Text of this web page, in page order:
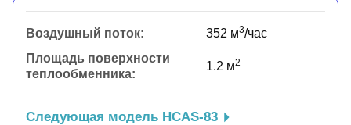
Воздушный поток: 352 м3/час
Площадь поверхности
теплообменника:
1.2 м2
Следующая модель HCAS-83